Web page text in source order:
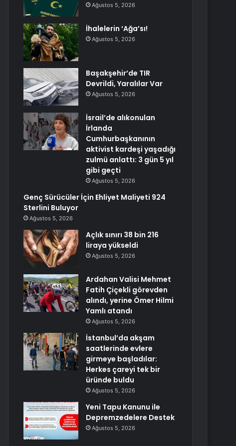
Ağustos 5, 2026
İhalelerin ‘Ağa’sı!
Ağustos 5, 2026
Başakşehir’de TIR
Devrildi, Yaralılar Var
Ağustos 5, 2026
İsrail’de alıkonulan
İrlanda
Cumhurbaşkanının
aktivist kardeşi yaşadığı
zulmü anlattı: 3 gün 5 yıl
gibi geçti
Ağustos 5, 2026
Genç Sürücüler İçin Ehliyet Maliyeti 924
Sterlini Buluyor
Ağustos 5, 2026
Açlık sınırı 38 bin 216
liraya yükseldi
Ağustos 5, 2026
Ardahan Valisi Mehmet
Fatih Çiçekli görevden
alındı, yerine Ömer Hilmi
Yamlı atandı
Ağustos 5, 2026
İstanbul’da akşam
saatlerinde evlere
girmeye başladılar:
Herkes çareyi tek bir
üründe buldu
Ağustos 5, 2026
Yeni Tapu Kanunu ile
Depremzedelere Destek
Ağustos 5, 2026